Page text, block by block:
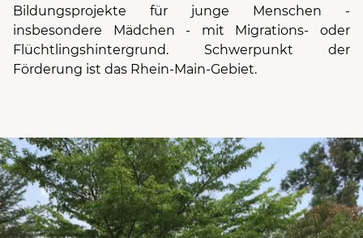
Bildungsprojekte für junge Menschen -
insbesondere Mädchen - mit Migrations- oder
Flüchtlingshintergrund. Schwerpunkt der
Förderung ist das Rhein-Main-Gebiet.